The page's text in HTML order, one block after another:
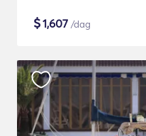
$1,607 /dag